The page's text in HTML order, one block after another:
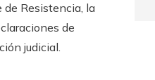
Resistencia, la
de
judicial.